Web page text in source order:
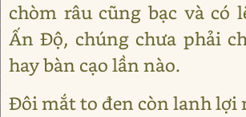
chòm râu cũng bạc và có
Ấn Độ, chúng chưa phải
hay bàn cạo lần nào.
Đôi mắt to đen còn lanh lợi